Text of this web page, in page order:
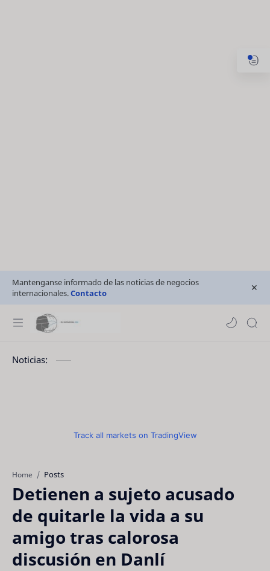
Mantenganse informado de las noticias de negocios
internacionales.Contacto
Noticias:
Track all markets on TradingView
Home Posts
Detienen a sujeto acusado
de quitarle la vida a su
amigo tras calorosa
discusión en Danlí